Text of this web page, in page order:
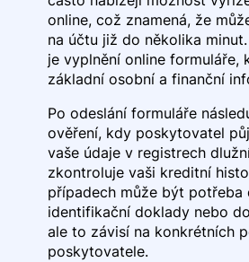
online, což znamená, že
na účtu již do několika
je vyplnění online formuláře,
základní osobní a finanční
Po odeslání formuláře
ověření, kdy poskytovatel
vaše údaje v registrech
zkontroluje vaši kreditní
případech může být potřeba
identifikační doklady nebo
ale to závisí na konkrétních
poskytovatele.